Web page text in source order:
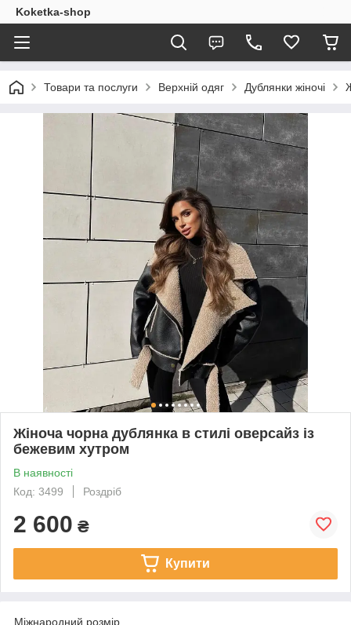
Koketka-shop
Товари та послуги Верхній одяг Дублянки жіночі
Жіноча чорна дублянка в стилі оверсайз із
бежевим хутром
В наявності
Код: 3499
Роздріб
2 600 ₴
Купити
Міжнародний розмір